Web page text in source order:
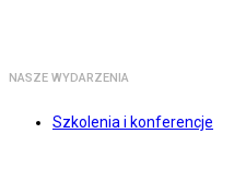
NASZE WYDARZENIA
Szkolenia i konferencje